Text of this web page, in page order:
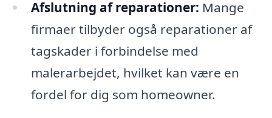
Afslutning af reparationer: Mange
firmaer tilbyder også reparationer af
tagskader i forbindelse med
malerarbejdet, hvilket kan være en
fordel for dig som homeowner.